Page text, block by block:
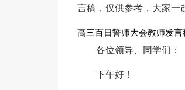
言稿，仅供参考，大家一
高三百日誓师大会教师发言
各位领导、同学们：
下午好！